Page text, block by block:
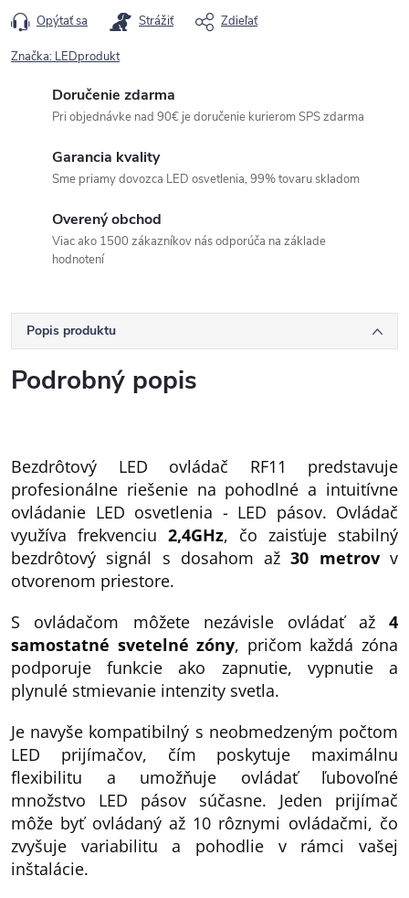
Opýtať sa Strážiť Zdieľať
Značka: LEDprodukt
Doručenie zdarma
Pri objednávke nad 90€ je doručenie kurierom SPS zdarma
Garancia kvality
Sme priamy dovozca LED osvetlenia, 99% tovaru skladom
Overený obchod
Viac ako 1500 zákazníkov nás odporúča na základe
hodnotení
Popis produktu
Podrobný popis
Bezdrôtový LED ovládač RF11 predstavuje
profesionálne riešenie na pohodlné a intuitívne
ovládanie LED osvetlenia - LED pásov. Ovládač
využíva frekvenciu 2,4GHz, čo zaisťuje stabilný
bezdrôtový signál s dosahom až30 metrovv
otvorenom priestore.
S ovládačom môžete nezávisle ovládať až 4
samostatné svetelné zóny, pričom každá zóna
podporuje funkcie ako zapnutie, vypnutie a
plynulé stmievanie intenzity svetla.
Je navyše kompatibilný s neobmedzeným počtom
LED prijímačov, čím poskytuje maximálnu
flexibilitu a umožňuje ovládať ľubovoľné
množstvo LED pásov súčasne. Jeden prijímač
môže byť ovládaný až 10 rôznymi ovládačmi, čo
zvyšuje variabilitu a pohodlie v rámci vašej
inštalácie.